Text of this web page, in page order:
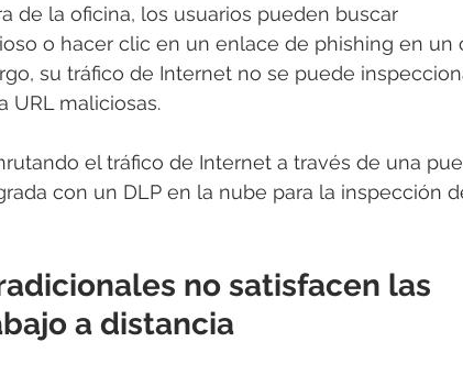
de la oficina, los usuarios pueden buscar
o hacer clic en un enlace de phishing en un
su tráfico de Internet no se puede
URL maliciosas.
el tráfico de Internet a través de una
con un DLP en la nube para la inspección
no satisfacen las
a distancia